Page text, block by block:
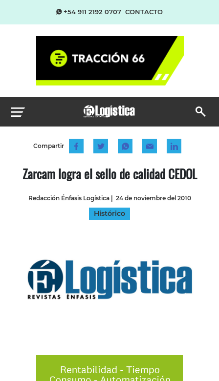
+54 911 2192 0707 CONTACTO
Compartir
Zarcam logra el sello de calidad CEDOL
Redacción Énfasis Logística| 24 de noviembre del 2010
Histórico